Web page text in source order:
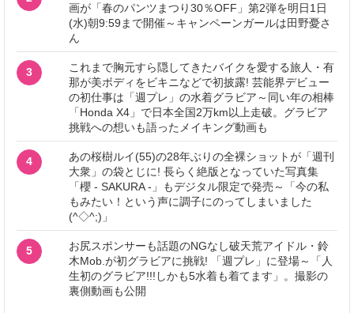
画が「春のパンツまつり30％OFF」第2弾を明日1日
(水)朝9:59まで開催～キャンペーンガールは田野憂さ
ん
3
これまで胸元すら隠してきたバイクを愛する旅人・有
那が美ボディをビキニなどで初披露! 芸能界デビュー
の初仕事は「週プレ」の水着グラビア～同い年の相棒
「Honda X4」で日本全国2万km以上走破。グラビア
挑戦への想いも語ったメイキング動画も
4
あの桜樹ルイ(55)の28年ぶりの全裸ショットが「週刊
大衆」の袋とじに! 長らく絶版となっていた写真集
「櫻 - SAKURA -」もデジタル限定で発売～「今の私
もみたい！という声に調子にのってしまいました
(^◇^;)」
5
お尻スポンサーも話題のNGなし破天荒アイドル・鈴
木Mob.が初グラビアに挑戦! 「週プレ」に登場～「人
生初のグラビア!!!しかも5水着も着てます」。撮影の
裏側動画も公開